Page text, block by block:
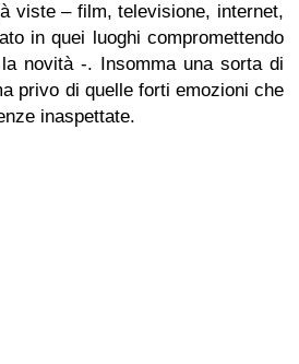
viste – film, televisione, internet,
in quei luoghi compromettendo
novità -. Insomma una sorta di
privo di quelle forti emozioni che
inaspettate.